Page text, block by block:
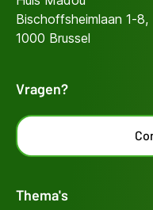
Bischoffsheimlaan 1-8,
1000 Brussel
Vragen?
Thema's